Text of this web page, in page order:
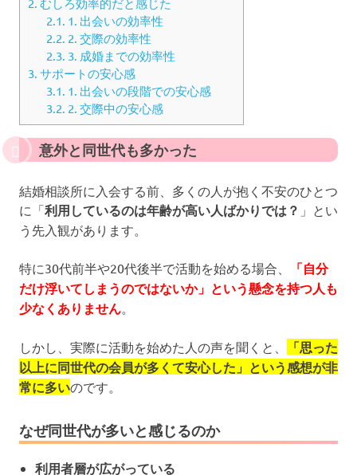
2.1. 1. 出会いの効率性
2.2. 2. 交際の効率性
2.3. 3. 成婚までの効率性
3. サポートの安心感
3.1. 1. 出会いの段階での安心感
3.2. 2. 交際中の安心感
意外と同世代も多かった
結婚相談所に入会する前、多くの人が抱く不安のひとつ
に「利用しているのは年齢が高い人ばかりでは？ 」とい
う先入観があります。
特に30代前半や20代後半で活動を始める場合、
「自分
だけ浮いてしまうのではないか」という懸念を持つ人も
少なくありません
しかし、実際に活動を始めた人の声を聞くと、
「思った
以上に同世代の会員が多くて安心した」という感想が非
常に多いのです。
なぜ同世代が多いと感じるのか
利用者層が広がっている